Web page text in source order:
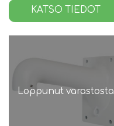
KATSO TIEDOT
Loppunut varastosta